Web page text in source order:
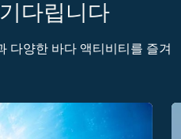
기다립니다
다양한 바다 액티비티를 즐겨